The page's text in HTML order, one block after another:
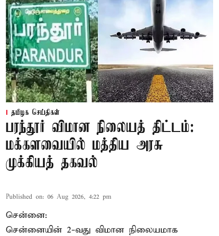
தமிழக செய்திகள்
பரந்தூர் விமான நிலையத் திட்டம்:
மக்களவையில் மத்திய அரசு
முக்கியத் தகவல்
Published on: 06 Aug 2026, 4:22 pm
சென்னை:
சென்னையின் 2-வது விமான நிலையமாக